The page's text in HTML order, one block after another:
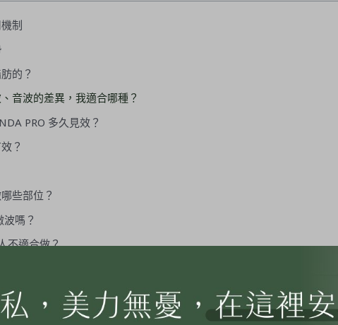
制
的？
音波的差異，我適合哪種？
PRO 多久見效？
？
些部位？
嗎？
不適合做？
顧怎麼做？
？需要麻醉嗎？